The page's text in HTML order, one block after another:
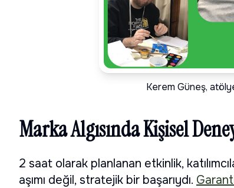
Kerem Güneş,
Marka Algısında Kişisel
2 saat olarak planlanan etkinlik,
aşımı değil, stratejik bir başarıydı.